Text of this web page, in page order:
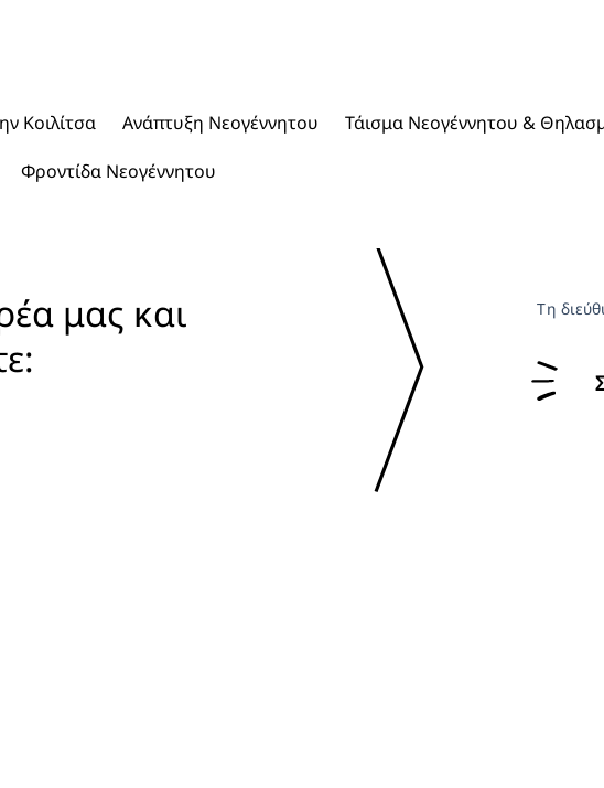
Κοιλίτσα Ανάπτυξη Νεογέννητου Τάισμα Νεογέννητου &
Φροντίδα Νεογέννητου
μας και
Τη